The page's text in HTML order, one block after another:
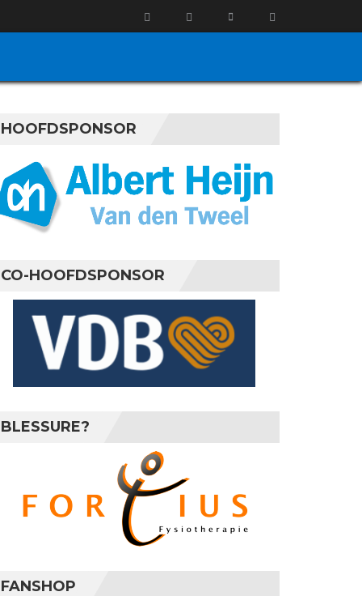
HOOFDSPONSOR
CO-HOOFDSPONSOR
BLESSURE?
FANSHOP